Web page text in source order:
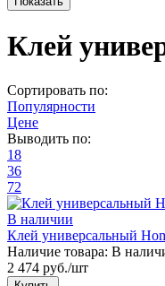
Клей
Сортировать по:
Популярности
Цене
Выводить по:
18
36
72
В наличии
Клей универсальный
Наличие товара: В
2 474 руб./шт